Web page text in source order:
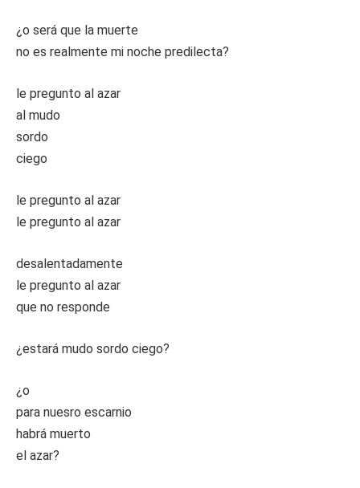
¿o será que la muerte
no es realmente mi noche predilecta?
le pregunto al azar
al mudo
sordo
ciego
le pregunto al azar
le pregunto al azar
desalentadamente
le pregunto al azar
que no responde
¿estará mudo sordo ciego?
¿o
para nuesro escarnio
habrá muerto
el azar?